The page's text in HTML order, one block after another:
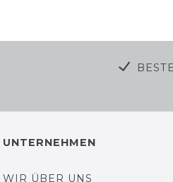
UNTERNEHMEN
WIR ÜBER UNS